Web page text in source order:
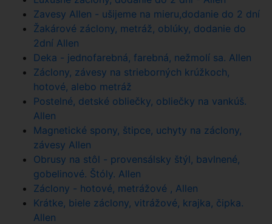
Zavesy Allen - ušijeme na mieru,dodanie do 2 dní
Žakárové záclony, metráž, oblúky, dodanie do
2dní Allen
Deka - jednofarebná, farebná, nežmolí sa. Allen
Záclony, závesy na strieborných krúžkoch,
hotové, alebo metráž
Postelné, detské obliečky, obliečky na vankúš.
Allen
Magnetické spony, štipce, uchyty na záclony,
závesy Allen
Obrusy na stôl - provensálsky štýl, bavlnené,
gobelinové. Štóly. Allen
Záclony - hotové, metrážové , Allen
Krátke, biele záclony, vitrážové, krajka, čipka.
Allen